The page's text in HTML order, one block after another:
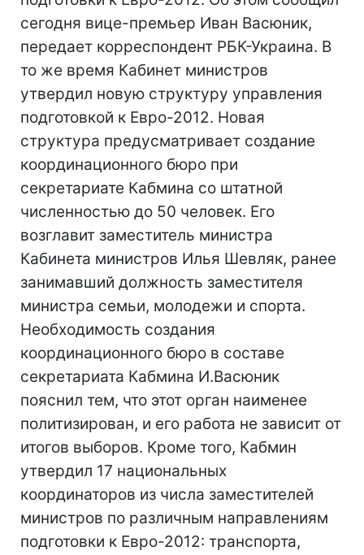
сегодня вице-премьер Иван Васюник,
передает корреспондент РБК-Украина. В
то же время Кабинет министров
утвердил новую структуру управления
подготовкой к Евро-2012. Новая
структура предусматривает создание
координационного бюро при
секретариате Кабмина со штатной
численностью до 50 человек. Его
возглавит заместитель министра
Кабинета министров Илья Шевляк, ранее
занимавший должность заместителя
министра семьи, молодежи и спорта.
Необходимость создания
координационного бюро в составе
секретариата Кабмина И.Васюник
пояснил тем, что этот орган наименее
политизирован, и его работа не зависит от
итогов выборов. Кроме того, Кабмин
утвердил 17 национальных
координаторов из числа заместителей
министров по различным направлениям
подготовки к Евро-2012: транспорта,